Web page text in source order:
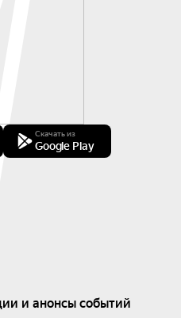
Скачать из
Google Play
и анонсы событий